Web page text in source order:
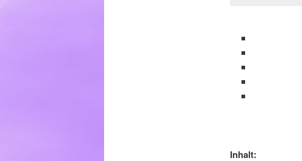
Inhalt: